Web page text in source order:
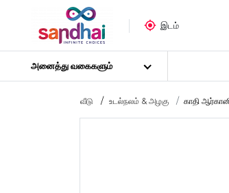
இடம்
அனைத்து வகைகளும்
வீடு உடல்நலம் & அழகு காதி